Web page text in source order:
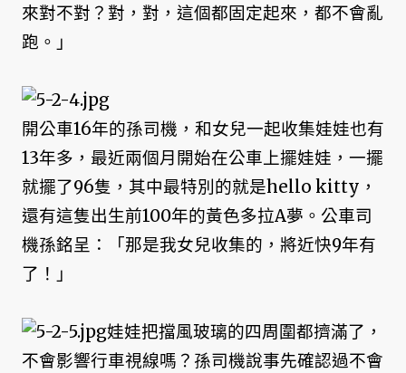
來對不對？對，對，這個都固定起來，都不會亂
跑。」
開公車16年的孫司機，和女兒一起收集娃娃也有
13年多，最近兩個月開始在公車上擺娃娃，一擺
就擺了96隻，其中最特別的就是hello kitty，
還有這隻出生前100年的黃色多拉A夢。公車司
機孫銘呈：「那是我女兒收集的，將近快9年有
了！」
娃娃把擋風玻璃的四周圍都擠滿了，
不會影響行車視線嗎？孫司機說事先確認過不會